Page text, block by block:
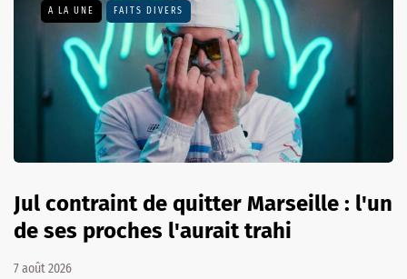
A LA UNE FAITS DIVERS
Jul contraint de quitter Marseille : l'un
de ses proches l'aurait trahi
7 août 2026